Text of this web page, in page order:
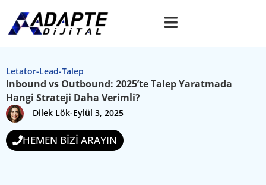
Letator-Lead-Talep
Inbound vs Outbound: 2025’te Talep Yaratmada
Hangi Strateji Daha Verimli?
Dilek Lök-Eylül 3, 2025
HEMEN BİZİ ARAYIN